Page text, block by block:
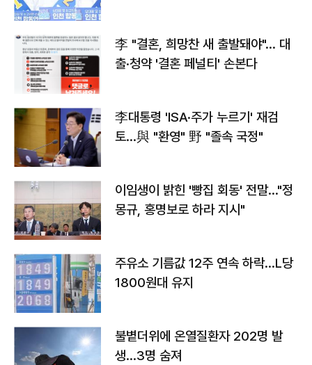
李 "결혼, 희망찬 새 출발돼야"… 대
출·청약 '결혼 페널티' 손본다
李대통령 'ISA·주가 누르기' 재검
토…與 "환영" 野 "졸속 국정"
이임생이 밝힌 '빵집 회동' 전말…"정
몽규, 홍명보로 하라 지시"
주유소 기름값 12주 연속 하락…L당
1800원대 유지
불볕더위에 온열질환자 202명 발
생…3명 숨져